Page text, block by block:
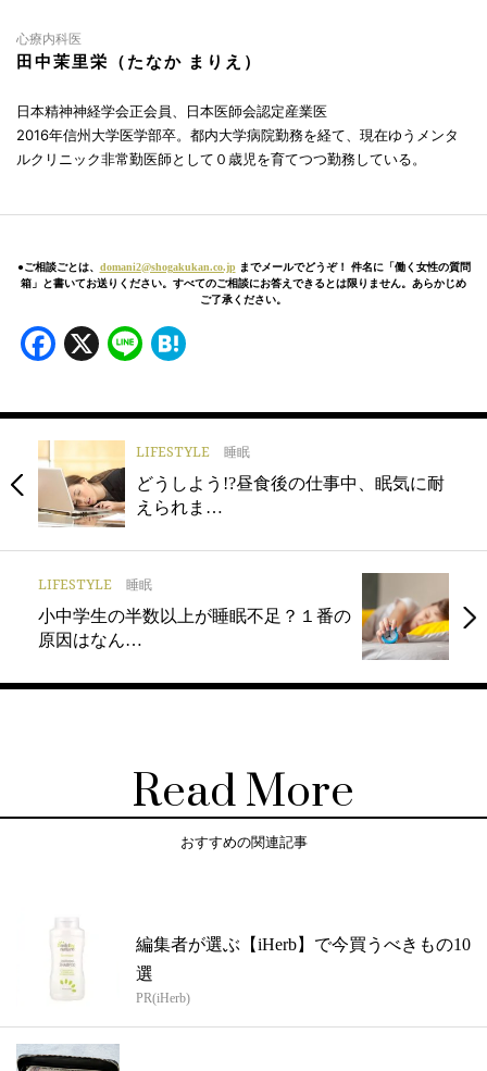
心療内科医
田中茉里栄（たなか まりえ）
日本精神神経学会正会員、日本医師会認定産業医
2016年信州大学医学部卒。都内大学病院勤務を経て、現在ゆうメンタ
ルクリニック非常勤医師として０歳児を育てつつ勤務している。
●ご相談ごとは、 domani2@shogakukan.co.jp までメールでどうぞ！ 件名に「働く女性の質問
箱」と書いてお送りください。すべてのご相談にお答えできるとは限りません。あらかじめ
ご了承ください。
Facebook
X Line
LIFESTYLE 睡眠
どうしよう!?昼食後の仕事中、眠気に耐
えられま…
LIFESTYLE 睡眠
小中学生の半数以上が睡眠不足？１番の
原因はなん…
Read More
おすすめの関連記事
編集者が選ぶ【iHerb】で今買うべきもの10
選
PR(iHerb)